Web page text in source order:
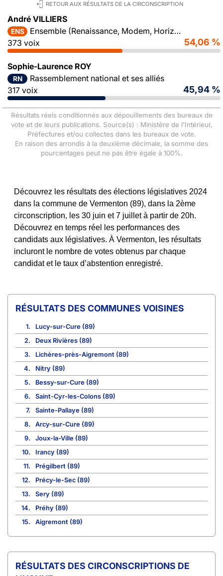
RETOUR AUX RÉSULTATS DE LA CIRCONSCRIPTION
André VILLIERS
ENS
Ensemble (Renaissance, Modem, Horizons)
373 voix
54,06 %
Sophie-Laurence ROY
RN
Rassemblement national et ses alliés
317 voix
45,94 %
Résultats réels conditionnés aux dépouillements des bureaux de
vote et de leurs publications. Source(s) : Ministère de l'Intérieur,
Préfectures et/ou collectes dans les bureaux de vote.
En raison des arrondis à la deuxième décimale, la somme des
pourcentages peut ne pas être égale à 100%.
Découvrez les résultats des élections législatives 2024
dans la commune de Vermenton (89), dans la 2ème
circonscription, les 30 juin et 7 juillet à partir de 20h.
Découvrez en temps réel les performances des
candidats aux législatives. À Vermenton, les résultats
incluront le nombre de votes obtenus par chaque
candidat et le taux d’abstention enregistré.
COMMUNES VOISINES
1.
Lucy-sur-Cure (89)
2.
Deux Rivières (89)
3.
Lichères-près-Aigremont (89)
4.
Nitry (89)
5.
Bessy-sur-Cure (89)
6.
Saint-Cyr-les-Colons (89)
7.
Sainte-Pallaye (89)
8.
Arcy-sur-Cure (89)
9.
Joux-la-Ville (89)
10.
Irancy (89)
11.
Prégilbert (89)
12.
Précy-le-Sec (89)
13.
Sery (89)
14.
Préhy (89)
15.
Aigremont (89)
CIRCONSCRIPTIONS DE